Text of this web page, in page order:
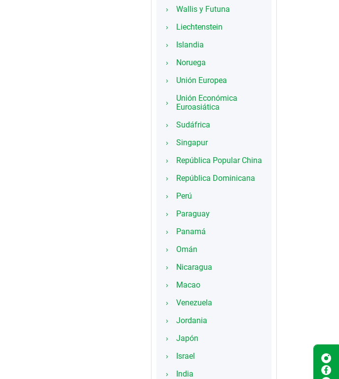
Wallis y Futuna
Liechtenstein
Islandia
Noruega
Unión Europea
Unión Económica
Euroasiática
Sudáfrica
Singapur
República Popular China
República Dominicana
Perú
Paraguay
Panamá
Omán
Nicaragua
Macao
Venezuela
Jordania
Japón
Israel
India